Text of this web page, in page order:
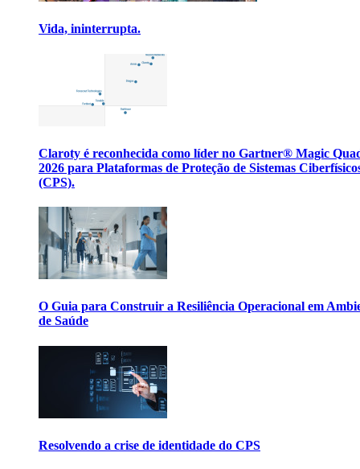
Vida, ininterrupta.
Claroty é reconhecida como líder no Gartner® Magic
2026 para Plataformas de Proteção de Sistemas
(CPS).
O Guia para Construir a Resiliência Operacional em
de Saúde
Resolvendo a crise de identidade do CPS